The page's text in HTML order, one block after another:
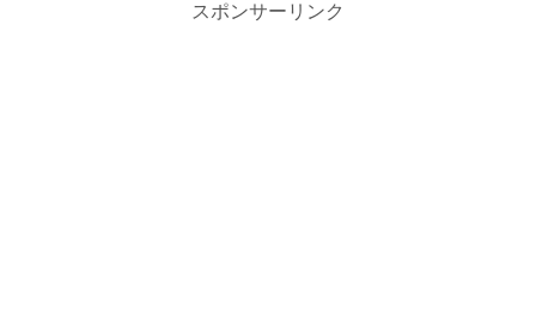
スポンサーリンク